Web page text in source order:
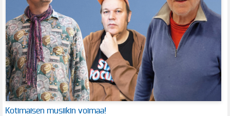
Kotimaisen musiikin voimaa!